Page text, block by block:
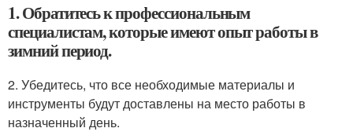
1. Обратитесь к профессиональным
специалистам, которые имеют опыт работы в
зимний период.
2. Убедитесь, что все необходимые материалы и
инструменты будут доставлены на место работы в
назначенный день.